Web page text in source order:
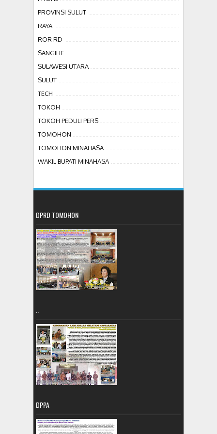
PROVINSI SULUT
RAYA
ROR RD
SANGIHE
SULAWESI UTARA
SULUT
TECH
TOKOH
TOKOH PEDULI PERS
TOMOHON
TOMOHON MINAHASA
WAKIL BUPATI MINAHASA
DPRD TOMOHON
DPPA